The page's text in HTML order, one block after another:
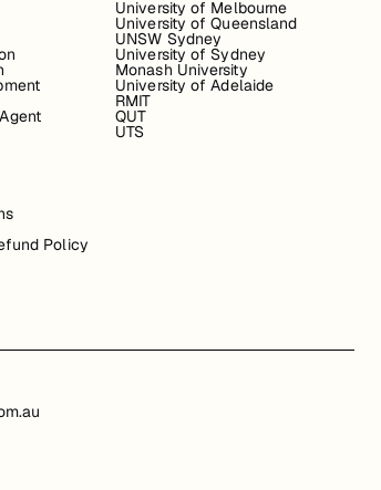
University of Melbourne
University of Queensland
UNSW Sydney
University of Sydney
Monash University
University of Adelaide
RMIT
QUT
UTS
Policy